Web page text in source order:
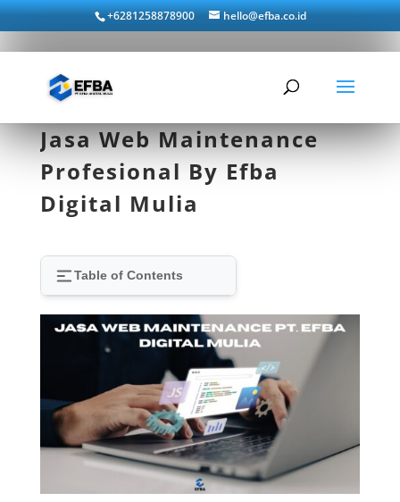
+6281258878900 hello@efba.co.id
Jasa Web Maintenance
Profesional By Efba
Digital Mulia
Table of Contents